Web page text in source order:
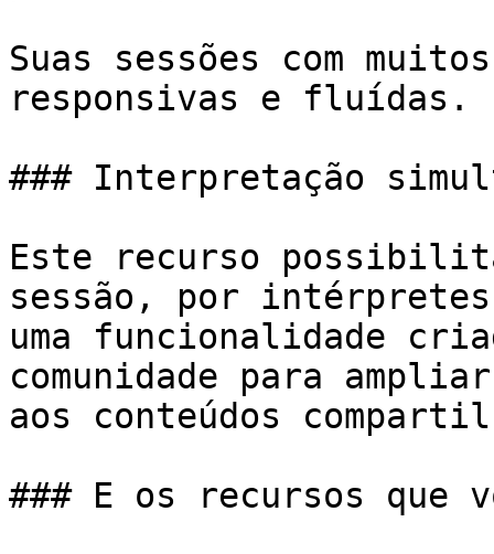
Suas sessões com
responsivas e fluídas.
### Interpretação
Este recurso
sessão, por
uma funcionalidade
comunidade para
aos conteúdos
### E os recursos que